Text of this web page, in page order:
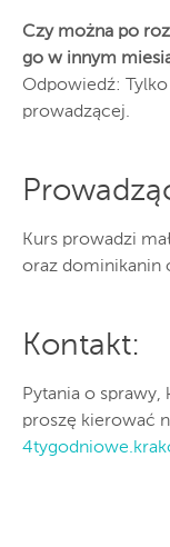
Czy można po
go w innym
Odpowiedź:
prowadzącej.
Kurs prowadzi
oraz dominikanin
Kontakt:
Pytania o
proszę kierować